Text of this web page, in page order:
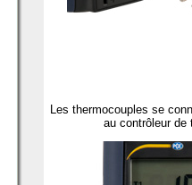
Les thermocouples se
au contrôleur de